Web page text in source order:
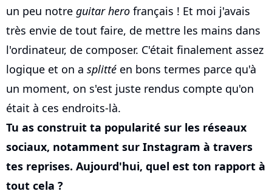
un peu notre guitar hero français ! Et moi j'avais
très envie de tout faire, de mettre les mains dans
l'ordinateur, de composer. C'était finalement assez
logique et on a splitté en bons termes parce qu'à
un moment, on s'est juste rendus compte qu'on
était à ces endroits-là.
Tu as construit ta popularité sur les réseaux
sociaux, notamment sur Instagram à travers
tes reprises. Aujourd'hui, quel est ton rapport à
tout cela ?